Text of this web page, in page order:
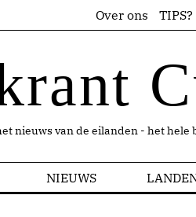
Over ons TIPS?
nieuws van de eilanden - het hele
NIEUWS